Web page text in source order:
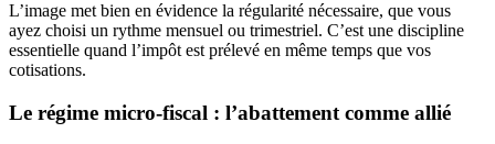
L’image met bien en évidence la régularité nécessaire, que vous
ayez choisi un rythme mensuel ou trimestriel. C’est une discipline
essentielle quand l’impôt est prélevé en même temps que vos
cotisations.
Le régime micro-fiscal : l’abattement comme allié